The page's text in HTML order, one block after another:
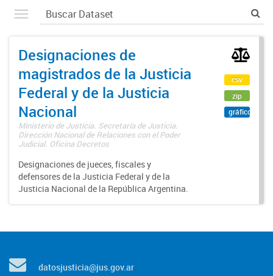
Designaciones de
magistrados de la Justicia
Federal y de la Justicia
Nacional
Ministerio de Justicia. Secretaría de Justicia.
Dirección Nacional de Relaciones con el Poder
Judicial. Oficina Decretos
Designaciones de jueces, fiscales y
defensores de la Justicia Federal y de la
Justicia Nacional de la República Argentina.
csv
zip
gráfico
datosjusticia@jus.gov.ar